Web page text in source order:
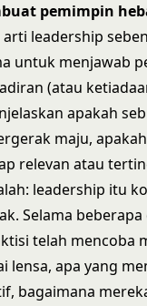
pemimpin
arti leadership
untuk menjawab
(atau
apakah
maju,
relevan atau
leadership itu
Selama
telah mencoba
lensa, apa yang
bagaimana